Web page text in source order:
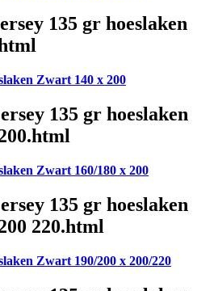
135 gr hoeslaken
Zwart 140 x 200
135 gr hoeslaken
Zwart 160/180 x 200
135 gr hoeslaken
220.html
Zwart 190/200 x 200/220